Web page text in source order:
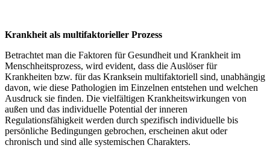
Krankheit als multifaktorieller Prozess
Betrachtet man die Faktoren für Gesundheit und Krankheit im
Menschheitsprozess, wird evident, dass die Auslöser für
Krankheiten bzw. für das Kranksein multifaktoriell sind, unabhängig
davon, wie diese Pathologien im Einzelnen entstehen und welchen
Ausdruck sie finden. Die vielfältigen Krankheitswirkungen von
außen und das individuelle Potential der inneren
Regulationsfähigkeit werden durch spezifisch individuelle bis
persönliche Bedingungen gebrochen, erscheinen akut oder
chronisch und sind alle systemischen Charakters.